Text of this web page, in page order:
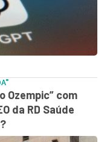
Ozempic” com
da RD Saúde